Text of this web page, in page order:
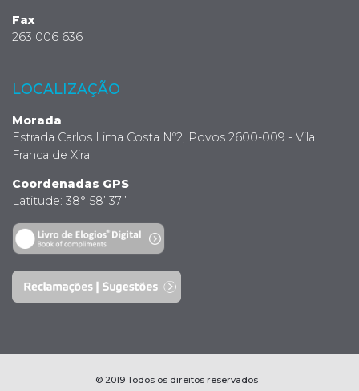
Fax
263 006 636
LOCALIZAÇÃO
Morada
Estrada Carlos Lima Costa Nº2, Povos 2600-009 - Vila
Franca de Xira
Coordenadas GPS
Latitude: 38° 58’ 37’’
© 2019 Todos os direitos reservados